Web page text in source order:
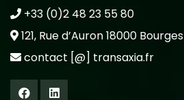
+33 (0)2 48 23 55 80
121, Rue d’Auron 18000 Bourges
contact [@] transaxia.fr